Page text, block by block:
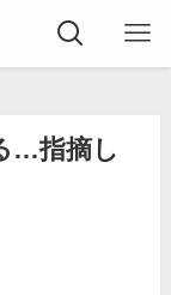
…指摘し